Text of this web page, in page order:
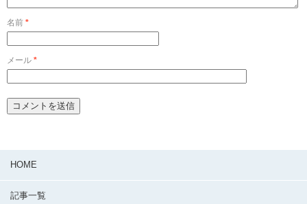
名前 *
メール *
HOME
記事一覧